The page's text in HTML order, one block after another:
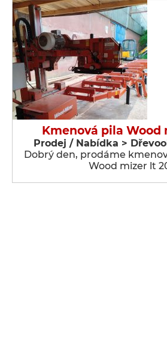
Kmenová pila Wood
Prodej / Nabídka >
Dobrý den, prodáme
Wood mizer lt